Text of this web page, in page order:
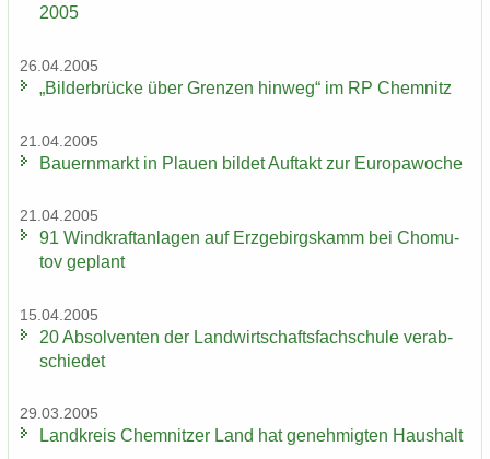
2005
26.04.2005
„Bil­der­brü­cke über Gren­zen hin­weg“ im RP Chem­nitz
21.04.2005
Bau­ern­markt in Plau­en bil­det Auf­takt zur Eu­ro­pa­wo­che
21.04.2005
91 Wind­kraft­an­la­gen auf Erz­ge­birgs­kamm bei Chomu­
tov ge­plant
15.04.2005
20 Ab­sol­ven­ten der Land­wirt­schafts­fach­schu­le ver­ab­
schie­det
29.03.2005
Land­kreis Chem­nit­zer Land hat ge­neh­mig­ten Haus­halt